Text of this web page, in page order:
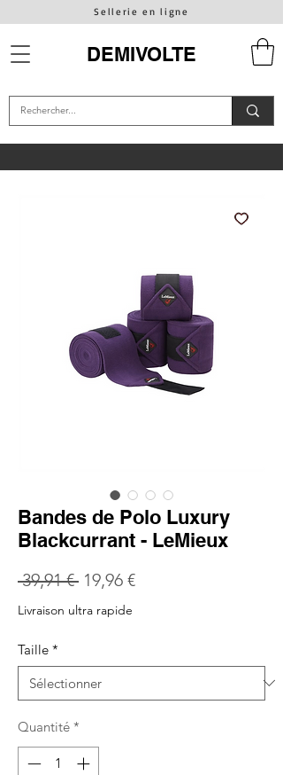
Sellerie en ligne
DEMIVOLTE
Bandes de Polo Luxury
Blackcurrant - LeMieux
39,91 € Prix
original
19,96 €Prix
Livraison ultra rapide
Taille *
Quantité *